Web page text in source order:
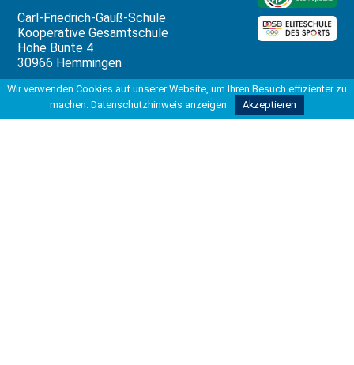
Carl-Friedrich-Gauß-Schule
Kooperative Gesamtschule
Hohe Bünte 4
30966 Hemmingen
Tel 0511 42037-200
Fax 0511 42037-211
info@kgshemmingen.de
Wir verwenden Cookies auf unserer Website, um Ihren Besuch effizienter zu
machen. Datenschutzhinweis anzeigen Akzeptieren